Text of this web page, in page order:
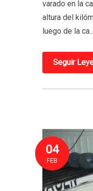
varado en la
altura del
luego de la ca...
Seguir
04
FEB